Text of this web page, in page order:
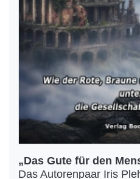
„Das Gute für den
Das Autorenpaar Iris